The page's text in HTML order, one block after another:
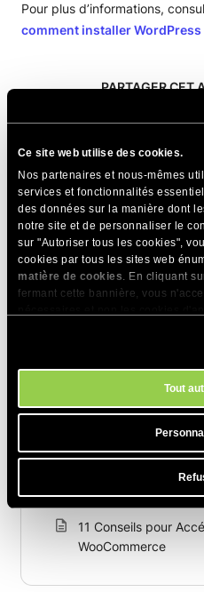
Ce site web utilise des cookies.
Nos partenaires et nous-mêmes
services et fonctionnalités
des données sur la manière dont
notre site et de personnaliser le
sur "Autoriser tous les cookies",
cookies par tous les sites web
matière de cookies. En cliquant
fermant cette bannière, vous
.
Tout
Pour plus d’informations,
comment installer WordPress
PARTAGER CET
Articles Connexes
Comment créer un
Guide
Comment rendre un
Comment migrer
Google vers
Comment utiliser
Meilleures pratiques
Comment ajouter un
votre site (4
11 Conseils pour
WooCommerce